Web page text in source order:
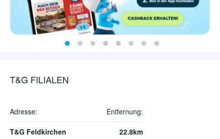
T&G FILIALEN
Adresse: Entfernung:
T&G Feldkirchen 22.8km